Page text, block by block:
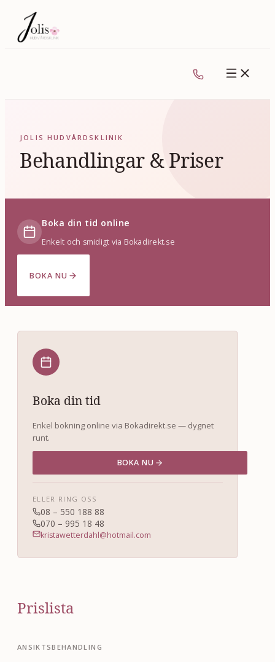
JOLIS HUDVÅRDSKLINIK
Behandlingar & Priser
Boka din tid online
Enkelt och smidigt via Bokadirekt.se
BOKA NU
Boka din tid
Enkel bokning online via Bokadirekt.se — dygnet
runt.
BOKA NU
ELLER RING OSS
08 – 550 188 88
070 – 995 18 48
kristawetterdahl@hotmail.com
Prislista
ANSIKTSBEHANDLING